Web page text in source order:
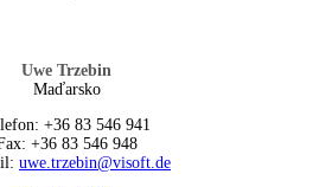
Uwe Trzebin
Maďarsko
+36 83 546 941
+36 83 546 948
uwe.trzebin@visoft.de